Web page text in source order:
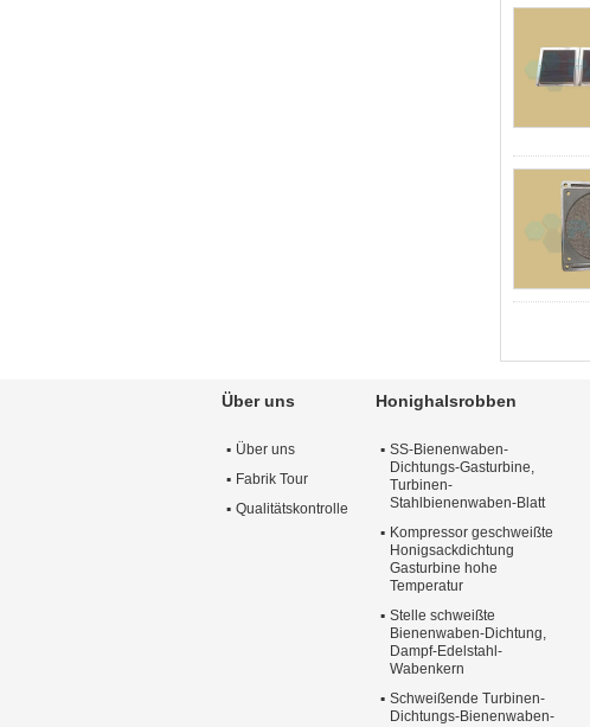
Über uns
Über uns
Fabrik Tour
Qualitätskontrolle
Honighalsrobben
SS-Bienenwaben-
Dichtungs-Gasturbine,
Turbinen-
Stahlbienenwaben-Blatt
Kompressor geschweißte
Honigsackdichtung
Gasturbine hohe
Temperatur
Stelle schweißte
Bienenwaben-Dichtung,
Dampf-Edelstahl-
Wabenkern
Schweißende Turbinen-
Dichtungs-Bienenwaben-